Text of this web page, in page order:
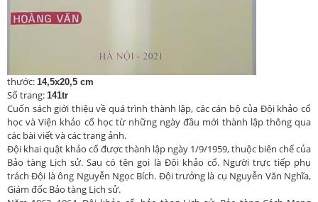
thước: 14,5x20,5 cm
Số trang: 141tr
Cuốn sách giới thiệu về quá trình thành lập, các cán bộ của Đội khảo cổ
học và Viện khảo cổ học từ những ngày đầu mới thành lập thông qua
các bài viết và các trang ảnh.
Đội khai quật khảo cổ được thành lập ngày 1/9/1959, thuộc biên chế của
Bảo tàng Lịch sử. Sau có tên gọi là Đội khảo cổ. Người trực tiếp phụ
trách Đội là ông Nguyễn Ngọc Bích. Đội trưởng là cụ Nguyễn Văn Nghĩa,
Giám đốc Bảo tàng Lịch sử.